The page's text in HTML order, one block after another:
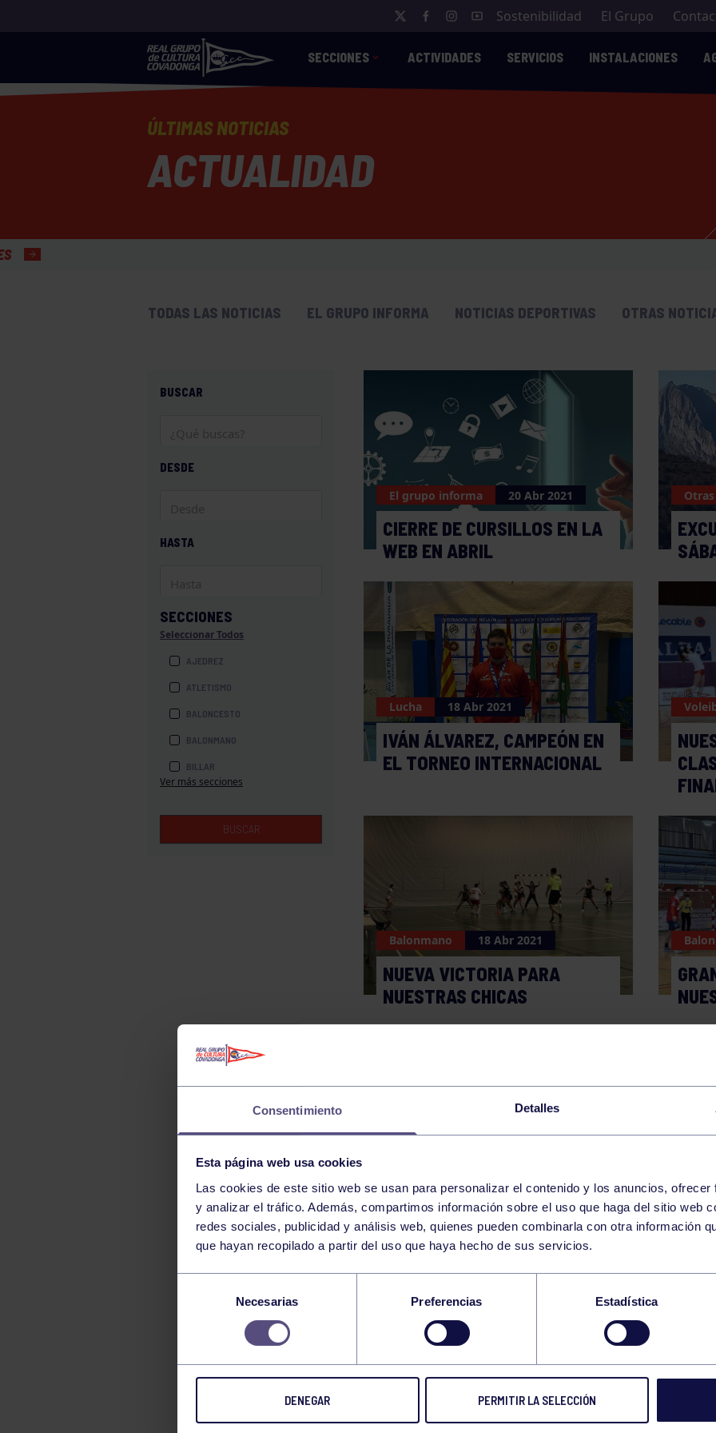
Consentimiento Detalles
Esta página web usa cookies
Las cookies de este sitio web se usan para personalizar el contenido y los anuncios,
y analizar el tráfico. Además, compartimos información sobre el uso que haga del sitio web
redes sociales, publicidad y análisis web, quienes pueden combinarla con otra información
que hayan recopilado a partir del uso que haya hecho de sus servicios.
consentimiento
Necesarias Preferencias Estadística
DENEGAR PERMITIR LA SELECCIÓN
Sostenibilidad El Grupo
SECCIONES ACTIVIDADES SERVICIOS INSTALACIONES
ÚLTIMAS NOTICIAS
ACTUALIDAD
TODAS LAS NOTICIAS EL GRUPO INFORMA NOTICIAS DEPORTIVAS OTRAS
BUSCAR
DESDE
HASTA
SECCIONES
Seleccionar Todos
AJEDREZ
ATLETISMO
BALONCESTO
BALONMANO
BILLAR
BOXEO
COROS Y DANZAS
KÁRATE
NATACIÓN
ORFEÓN
PÁDEL
PELOTA
PIRAGÜISMO
Ver más secciones
BUSCAR
El grupo informa 20 Abr 2021
CIERRE DE CURSILLOS EN LA
WEB EN ABRIL
Lucha 18 Abr 2021
IVÁN ÁLVAREZ, CAMPEÓN EN
EL TORNEO INTERNACIONAL
Balonmano 18 Abr 2021
NUEVA VICTORIA PARA
NUESTRAS CHICAS
BUEN DERBI Y TRABAJADA
VICTORIA
Piragüismo 18 Abr 2021
EXCELENTES RESULTADOS
DE NUESTROS PALISTAS
LOS